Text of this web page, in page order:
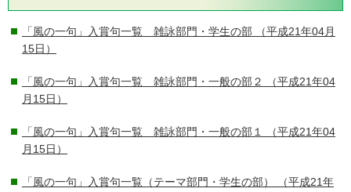
「風の一句」入賞句一覧 雑詠部門・学生の部 （平成21年04月
15日）
「風の一句」入賞句一覧 雑詠部門・一般の部２
（平成21年04
月15日）
「風の一句」入賞句一覧 雑詠部門・一般の部１
（平成21年04
月15日）
「風の一句」入賞句一覧（テーマ部門・学生の部）
（平成21年